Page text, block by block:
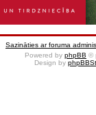
Sazināties ar foruma
Powered by phpBB ©
Design by